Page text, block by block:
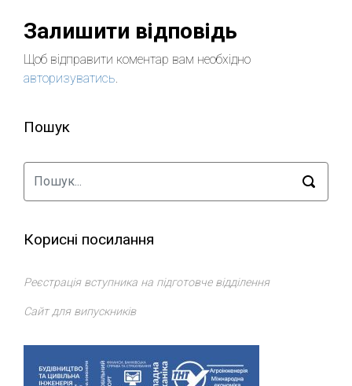
Залишити відповідь
Щоб відправити коментар вам необхідно
авторизуватись.
Пошук
Корисні посилання
Реєстрація вступника на підготовче відділення
Сайт для випускників